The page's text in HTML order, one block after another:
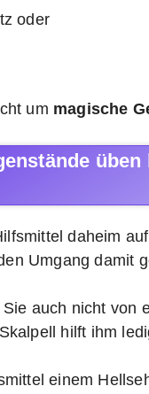
oder
um magische
daheim
Umgang damit
auch nicht von
hilft ihm
einem